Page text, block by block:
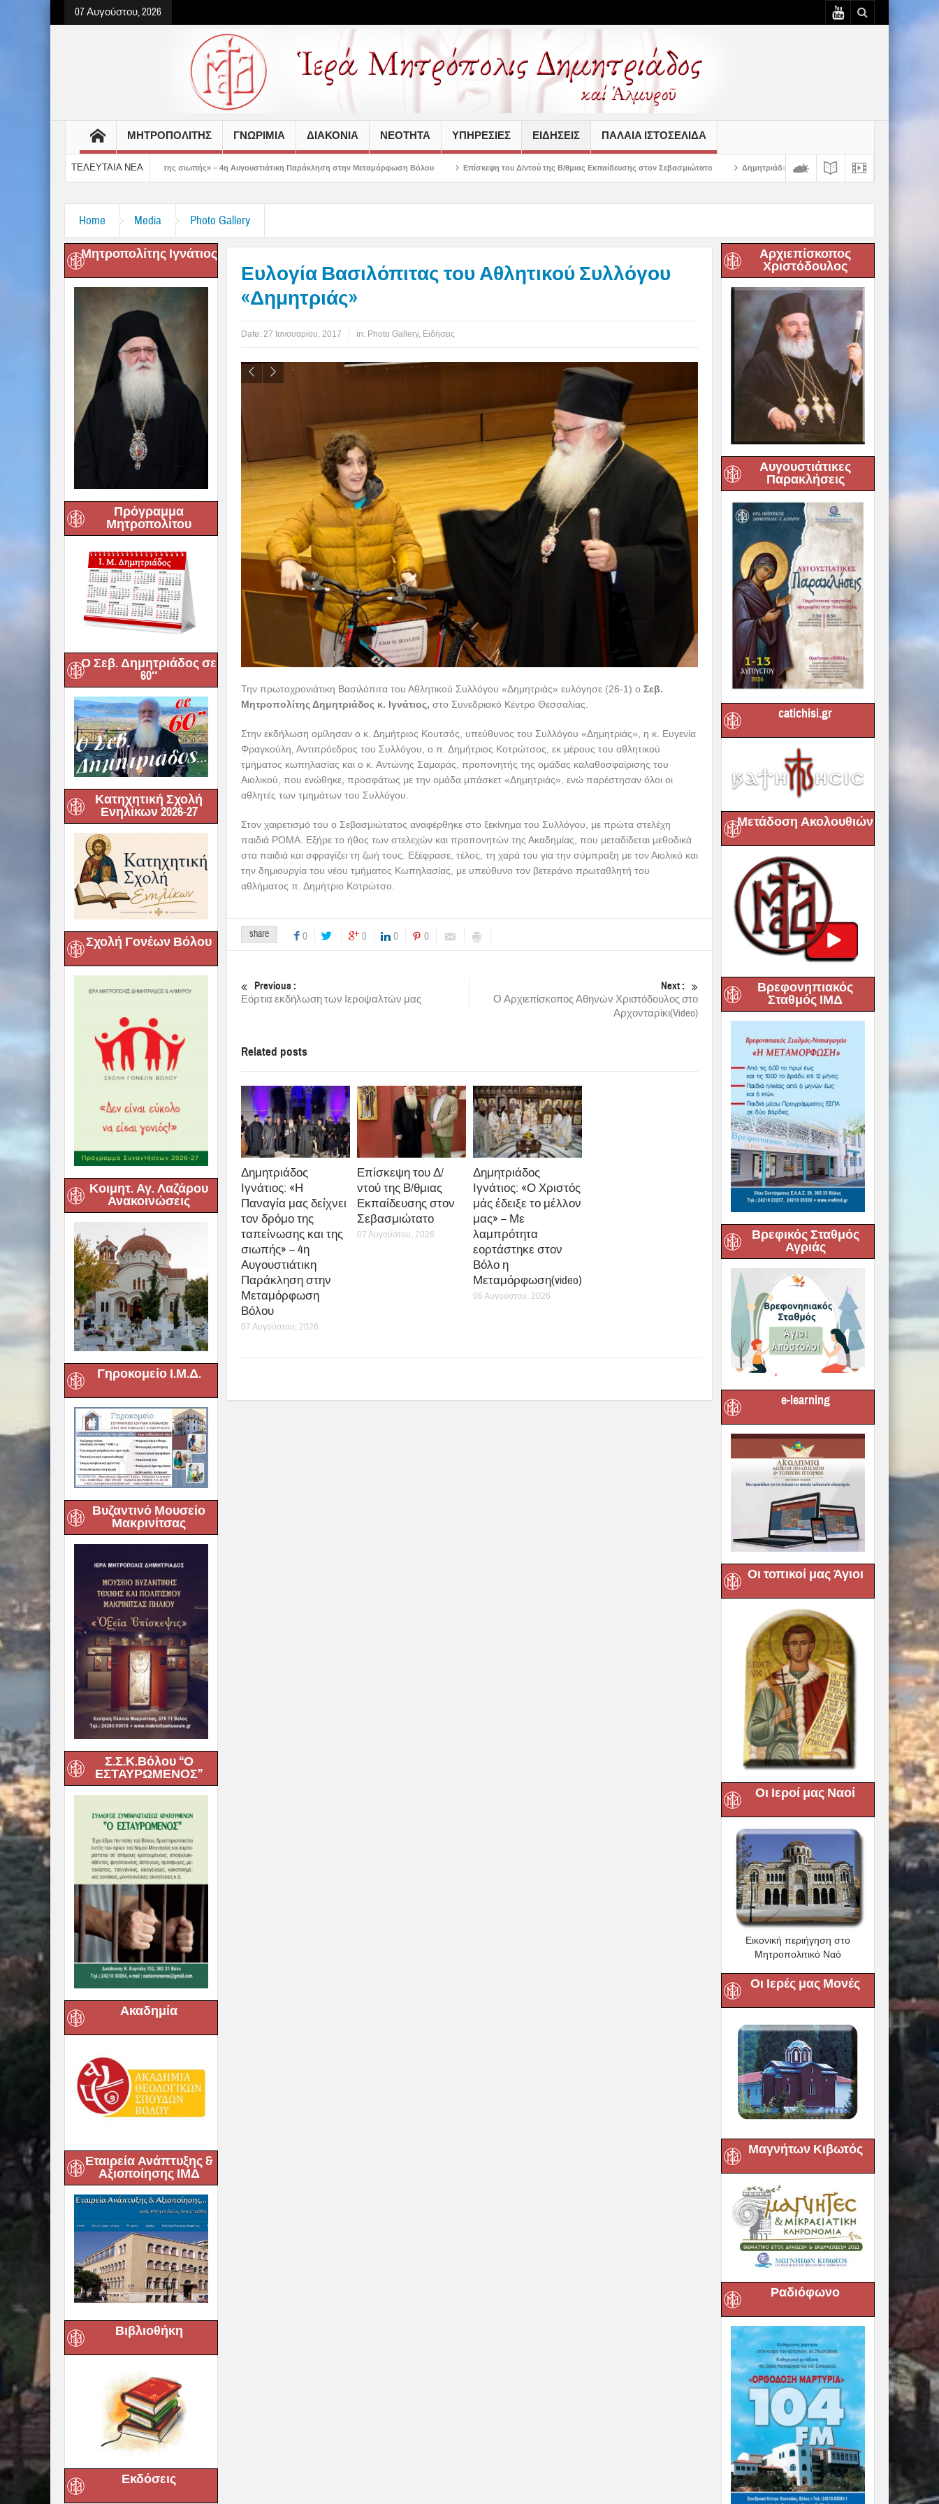
07 Αυγούστου, 2026
ΜΗΤΡΟΠΟΛΙΤΗΣ ΓΝΩΡΙΜΙΑ ΔΙΑΚΟΝΙΑ ΝΕΟΤΗΤΑ ΥΠΗΡΕΣΙΕΣ ΕΙΔΗΣΕΙΣ ΠΑΛΑΙΆ ΙΣΤΟΣΕΛΊΔΑ
ΤΕΛΕΥΤΑΙΑ ΝΕΑ
της ταπείνωσης και της σιωπής» – 4η Αυγουστιάτικη Παράκληση στην Μεταμόρφωση Βόλου Επίσκεψη του Δ/ντού της Β/θμιας Εκπαίδευσης στον Σεβασμιώτατο Δημητριάδος Ιγνάτιος: «Ο Χριστός μάς έδειξε το μέλλον μας» – Με
Home Media Photo Gallery
Μητροπολίτης Ιγνάτιος
Πρόγραμμα
Μητροπολίτου
Ο Σεβ. Δημητριάδος σε
60″
Κατηχητική Σχολή
Ενηλίκων 2026-27
Σχολή Γονέων Βόλου
Κοιμητ. Αγ. Λαζάρου
Ανακοινώσεις
Γηροκομείο Ι.Μ.Δ.
Βυζαντινό Μουσείο
Μακρινίτσας
Σ.Σ.Κ.Βόλου “Ο
ΕΣΤΑΥΡΩΜΕΝΟΣ”
Ακαδημία
Εταιρεία Ανάπτυξης &
Αξιοποίησης ΙΜΔ
Βιβλιοθήκη
Εκδόσεις
Ευλογία Βασιλόπιτας του Αθλητικού Συλλόγου
«Δημητριάς»
Date: 27 Ιανουαρίου, 2017 in: Photo Gallery, Ειδήσεις
Την πρωτοχρονιάτικη Βασιλόπιτα του Αθλητικού Συλλόγου «Δημητριάς» ευλόγησε (26-1) ο Σεβ.
Μητροπολίτης Δημητριάδος κ. Ιγνάτιος, στο Συνεδριακό Κέντρο Θεσσαλίας.
Στην εκδήλωση ομίλησαν ο κ. Δημήτριος Κουτσός, υπεύθυνος του Συλλόγου «Δημητριάς», η κ. Ευγενία
Φραγκούλη, Αντιπρόεδρος του Συλλόγου, ο π. Δημήτριος Κοτρώτσος, εκ μέρους του αθλητικού
τμήματος κωπηλασίας και ο κ. Αντώνης Σαμαράς, προπονητής της ομάδας καλαθοσφαίρισης του
Αιολικού, που ενώθηκε, προσφάτως με την ομάδα μπάσκετ «Δημητριάς», ενώ παρέστησαν όλοι οι
αθλητές των τμημάτων του Συλλόγου.
Στον χαιρετισμό του ο Σεβασμιώτατος αναφέρθηκε στο ξεκίνημα του Συλλόγου, με πρώτα στελέχη
παιδιά ΡΟΜΑ. Εξήρε το ήθος των στελεχών και προπονητών της Ακαδημίας, που μεταδίδεται μεθοδικά
στα παιδιά και σφραγίζει τη ζωή τους. Εξέφρασε, τέλος, τη χαρά του για την σύμπραξη με τον Αιολικό και
την δημιουργία του νέου τμήματος Κωπηλασίας, με υπεύθυνο τον βετεράνο πρωταθλητή του
αθλήματος π. Δημήτριο Κοτρώτσο.
share 0 0 0 0
Previous :
Εόρτια εκδήλωση των Ιεροψαλτών μας
Next :
Ο Αρχιεπίσκοπος Αθηνών Χριστόδουλος στο
Αρχονταρίκι(Video)
Related posts
Δημητριάδος
Ιγνάτιος: «Η
Παναγία μας δείχνει
τον δρόμο της
ταπείνωσης και της
σιωπής» – 4η
Αυγουστιάτικη
Παράκληση στην
Μεταμόρφωση
Βόλου
07 Αυγούστου, 2026
Επίσκεψη του Δ/
ντού της Β/θμιας
Εκπαίδευσης στον
Σεβασμιώτατο
07 Αυγούστου, 2026
Δημητριάδος
Ιγνάτιος: «Ο Χριστός
μάς έδειξε το μέλλον
μας» – Με
λαμπρότητα
εορτάστηκε στον
Βόλο η
Μεταμόρφωση(video)
06 Αυγούστου, 2026
Αρχιεπίσκοπος
Χριστόδουλος
Αυγουστιάτικες
Παρακλήσεις
catichisi.gr
Μετάδοση Ακολουθιών
Βρεφονηπιακός
Σταθμός ΙΜΔ
Βρεφικός Σταθμός
Αγριάς
e-learning
Οι τοπικοί μας Άγιοι
Οι Ιεροί μας Ναοί
Εικονική περιήγηση στο
Μητροπολιτικό Ναό
Οι Ιερές μας Μονές
Μαγνήτων Κιβωτός
Ραδιόφωνο